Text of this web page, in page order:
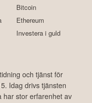
Bitcoin
Ethereum
Investera i guld
och tjänst för
Idag drivs tjänsten
har stor erfarenhet av